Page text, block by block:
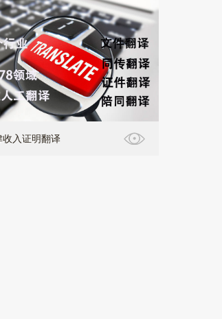
收入证明翻译